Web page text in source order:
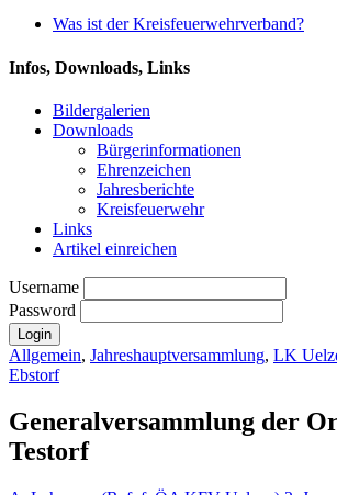
Was ist der Kreisfeuerwehrverband?
Infos, Downloads, Links
Bildergalerien
Downloads
Bürgerinformationen
Ehrenzeichen
Jahresberichte
Kreisfeuerwehr
Links
Artikel einreichen
Username
Password
Allgemein, Jahreshauptversammlung, LK
Ebstorf
Generalversammlung der
Testorf